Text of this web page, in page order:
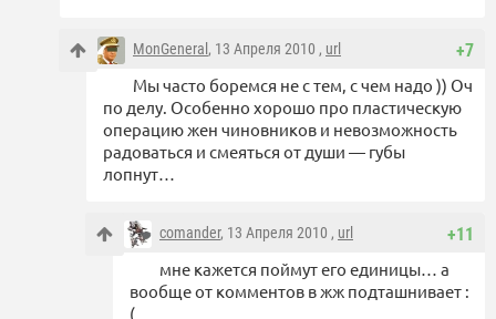
+7
MonGeneral , 13 Апреля 2010 , url
Мы часто боремся не с тем, с чем надо )) Оч
по делу. Особенно хорошо про пластическую
операцию жен чиновников и невозможность
радоваться и смеяться от души — губы
лопнут…
+11
comander, 13 Апреля 2010 , url
мне кажется поймут его единицы… а
вообще от комментов в жж подташнивает :
(